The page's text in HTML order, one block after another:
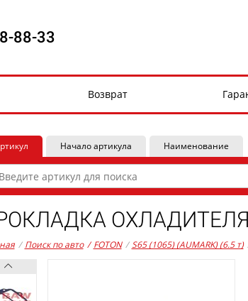
88-33
Возврат
Начало артикула Наименование
ОХЛАДИТЕЛЯ
/ Поиск по авто / FOTON / S65 (1065) (AUMARK) (6.5 т)